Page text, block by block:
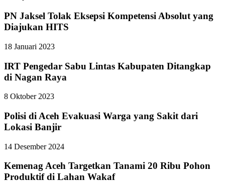
PN Jaksel Tolak Eksepsi Kompetensi Absolut yang
Diajukan HITS
18 Januari 2023
IRT Pengedar Sabu Lintas Kabupaten Ditangkap
di Nagan Raya
8 Oktober 2023
Polisi di Aceh Evakuasi Warga yang Sakit dari
Lokasi Banjir
14 Desember 2024
Kemenag Aceh Targetkan Tanami 20 Ribu Pohon
Produktif di Lahan Wakaf